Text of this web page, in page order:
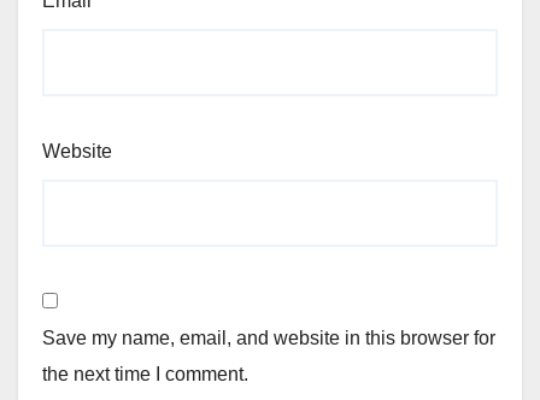
Website
Save my name, email, and website in this browser for
the next time I comment.